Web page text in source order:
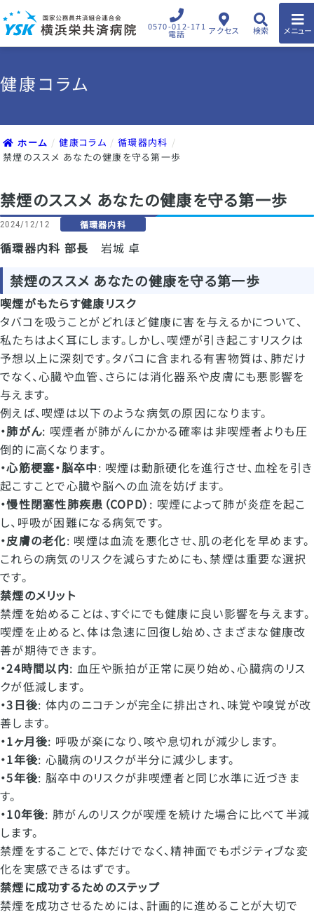
0570-012-171
電話 アクセス 検索 メニュー
健康コラム
ホーム 健康コラム
循環器内科
禁煙のススメ あなたの健康を守る第一歩
禁煙のススメ あなたの健康を守る第一歩
2024/12/12 循環器内科
循環器内科 部長 岩城 卓
禁煙のススメ あなたの健康を守る第一歩
喫煙がもたらす健康リスク
タバコを吸うことがどれほど健康に害を与えるかについて、
私たちはよく耳にします。しかし、喫煙が引き起こすリスクは
予想以上に深刻です。タバコに含まれる有害物質は、肺だけ
でなく、心臓や血管、さらには消化器系や皮膚にも悪影響を
与えます。
例えば、喫煙は以下のような病気の原因になります。
・肺がん: 喫煙者が肺がんにかかる確率は非喫煙者よりも圧
倒的に高くなります。
・心筋梗塞・脳卒中: 喫煙は動脈硬化を進行させ、血栓を引き
起こすことで心臓や脳への血流を妨げます。
・慢性閉塞性肺疾患（COPD） : 喫煙によって肺が炎症を起こ
し、呼吸が困難になる病気です。
・皮膚の老化: 喫煙は血流を悪化させ、肌の老化を早めます。
これらの病気のリスクを減らすためにも、禁煙は重要な選択
です。
禁煙のメリット
禁煙を始めることは、すぐにでも健康に良い影響を与えます。
喫煙を止めると、体は急速に回復し始め、さまざまな健康改
善が期待できます。
・24時間以内: 血圧や脈拍が正常に戻り始め、心臓病のリス
クが低減します。
・3日後: 体内のニコチンが完全に排出され、味覚や嗅覚が改
善します。
・1ヶ月後: 呼吸が楽になり、咳や息切れが減少します。
・1年後: 心臓病のリスクが半分に減少します。
・5年後: 脳卒中のリスクが非喫煙者と同じ水準に近づきま
す。
・10年後: 肺がんのリスクが喫煙を続けた場合に比べて半減
します。
禁煙をすることで、体だけでなく、精神面でもポジティブな変
化を実感できるはずです。
禁煙に成功するためのステップ
禁煙を成功させるためには、計画的に進めることが大切で